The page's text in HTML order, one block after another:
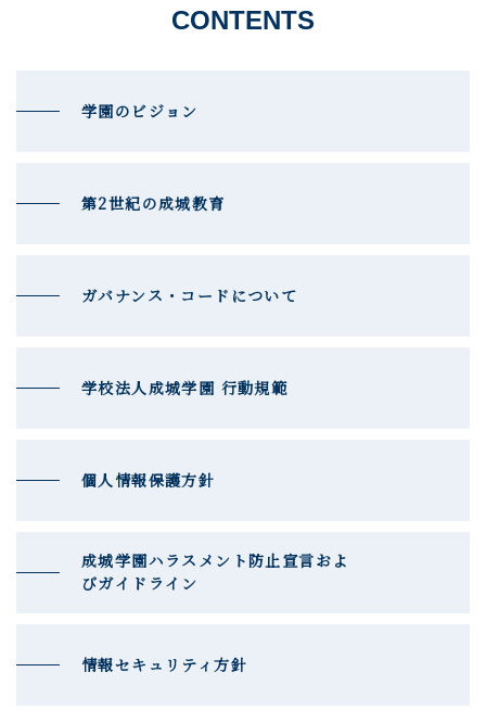
CONTENTS
学園のビジョン
第2世紀の成城教育
ガバナンス・コードについて
学校法人成城学園 行動規範
個人情報保護方針
成城学園ハラスメント防止宣言およ
びガイドライン
情報セキュリティ方針